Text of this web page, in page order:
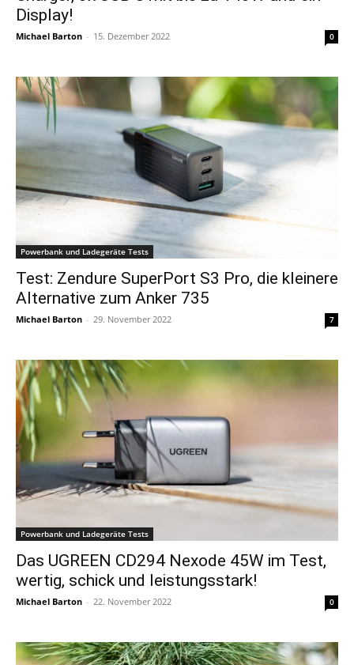
Display!
Michael Barton - 15. Dezember 2022 0
Powerbank und Ladegeräte Tests
Test: Zendure SuperPort S3 Pro, die kleinere
Alternative zum Anker 735
Michael Barton - 29. November 2022 7
Powerbank und Ladegeräte Tests
Das UGREEN CD294 Nexode 45W im Test,
wertig, schick und leistungsstark!
Michael Barton - 22. November 2022 0